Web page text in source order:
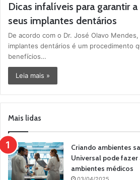
Dicas infalíveis para garantir
seus implantes dentários
De acordo com o Dr. José Olavo
implantes dentários é um procedimento
benefícios…
Leia mais »
Mais lidas
Criando ambientes
Universal pode fazer
ambientes médicos